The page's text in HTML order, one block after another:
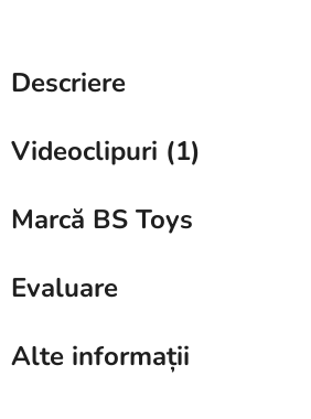
Descriere
Videoclipuri (1)
Marcă BS Toys
Evaluare
Alte informații